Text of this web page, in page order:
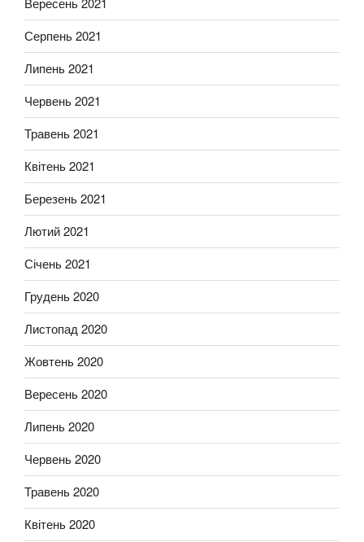
Серпень 2021
Липень 2021
Червень 2021
Травень 2021
Квітень 2021
Березень 2021
Лютий 2021
Січень 2021
Грудень 2020
Листопад 2020
Жовтень 2020
Вересень 2020
Липень 2020
Червень 2020
Травень 2020
Квітень 2020